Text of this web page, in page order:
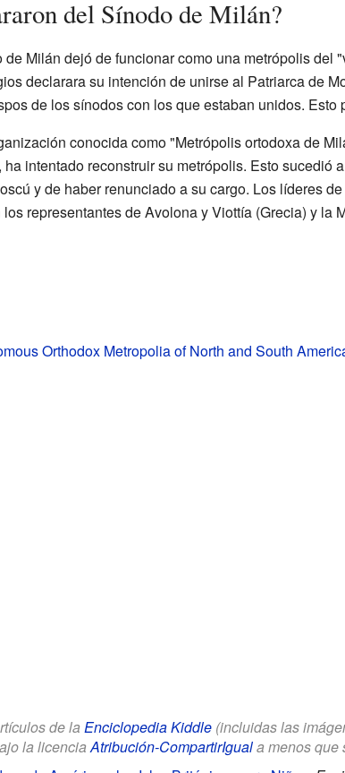
del Sínodo de Milán?
Milán dejó de funcionar como una metrópolis del
declarara su intención de unirse al Patriarca de
de los sínodos con los que estaban unidos.
conocida como "Metrópolis ortodoxa de
intentado reconstruir su metrópolis. Esto sucedió
y de haber renunciado a su cargo. Los líderes
representantes de Avolona y Viottía (Grecia) y la
Orthodox Metropolia of North and South
de la Enciclopedia Kiddle(incluidas las
la licenciaAtribución-CompartirIguala menos que